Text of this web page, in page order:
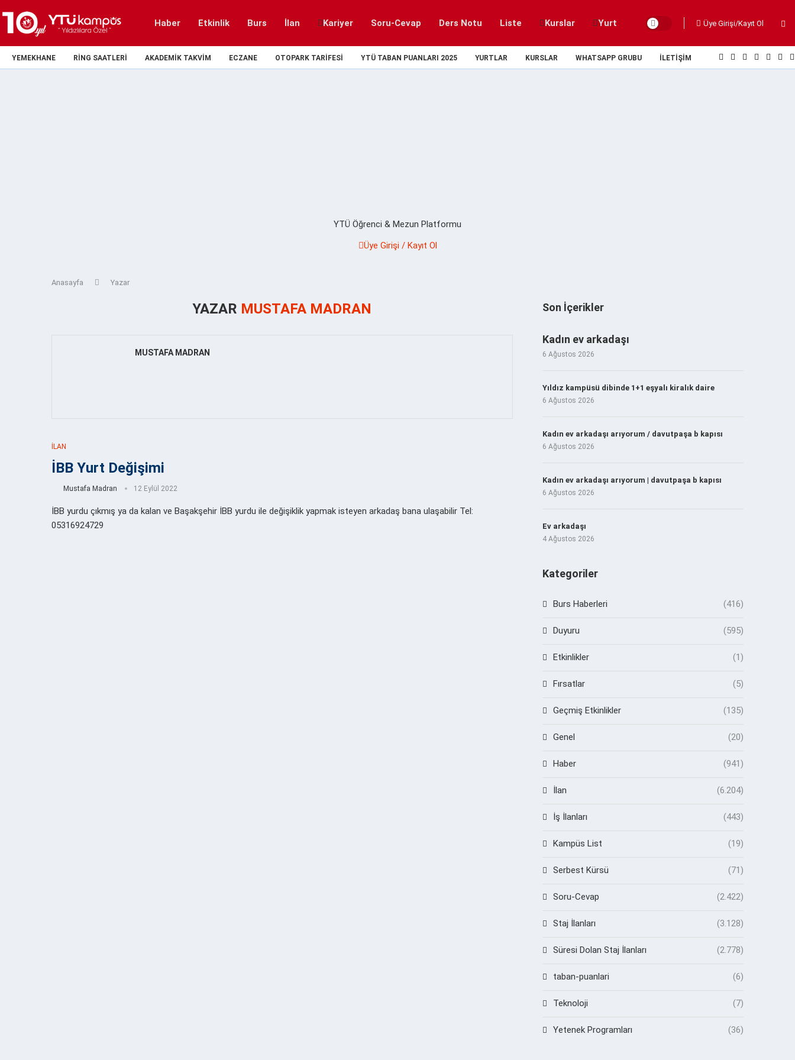
Haber Etkinlik Burs İlan Kariyer Soru-Cevap Ders Notu Liste Kurslar Yurt Üye Girişi/Kayıt Ol
YEMEKHANE RING SAATLERI AKADEMIK TAKVIM ECZANE OTOPARK TARIFESI YTÜ TABAN PUANLARI 2025 YURTLAR KURSLAR WHATSAPP GRUBU İLETIŞIM
YTÜ Öğrenci & Mezun Platformu
Üye Girişi / Kayıt Ol
Anasayfa Yazar
YAZAR MUSTAFA MADRAN
MUSTAFA MADRAN
İLAN
İBB Yurt Değişimi
Mustafa Madran 12 Eylül 2022
İBB yurdu çıkmış ya da kalan ve Başakşehir İBB yurdu ile değişiklik yapmak isteyen arkadaş bana ulaşabilir Tel:
05316924729
Son İçerikler
Kadın ev arkadaşı
6 Ağustos 2026
Yıldız kampüsü dibinde 1+1 eşyalı kiralık daire
6 Ağustos 2026
Kadın ev arkadaşı arıyorum / davutpaşa b kapısı
6 Ağustos 2026
Kadın ev arkadaşı arıyorum | davutpaşa b kapısı
6 Ağustos 2026
Ev arkadaşı
4 Ağustos 2026
Kategoriler
Burs Haberleri (416)
Duyuru (595)
Etkinlikler (1)
Fırsatlar (5)
Geçmiş Etkinlikler (135)
Genel (20)
Haber (941)
İlan (6.204)
İş İlanları (443)
Kampüs List (19)
Serbest Kürsü (71)
Soru-Cevap (2.422)
Staj İlanları (3.128)
Süresi Dolan Staj İlanları (2.778)
taban-puanlari (6)
Teknoloji (7)
Yetenek Programları (36)